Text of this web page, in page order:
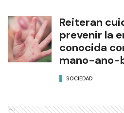
Reiteran
prevenir la
conocida
mano-ano-
SOCIEDAD
Ads